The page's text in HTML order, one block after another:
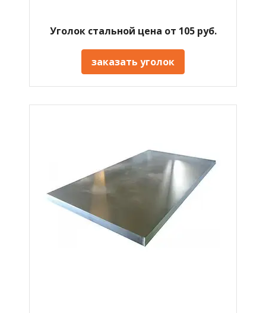
Уголок стальной цена от 105 руб.
заказать уголок